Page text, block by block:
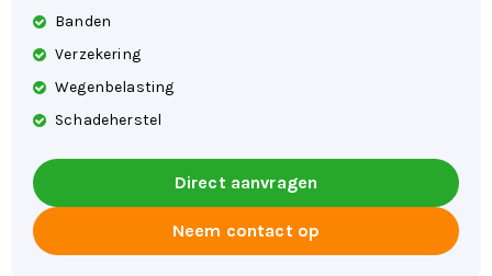
Banden
Verzekering
Wegenbelasting
Schadeherstel
Direct aanvragen
Neem contact op